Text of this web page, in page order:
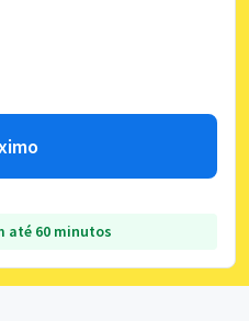
até 60 minutos